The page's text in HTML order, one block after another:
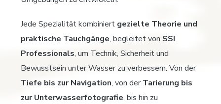
Jede Spezialität kombiniert gezielte Theorie und
praktische Tauchgänge, begleitet von SSI
Professionals, um Technik, Sicherheit und
Bewusstsein unter Wasser zu verbessern. Von der
Tiefe bis zur Navigation, von derTarierung bis
zur Unterwasserfotografie, bis hin zu